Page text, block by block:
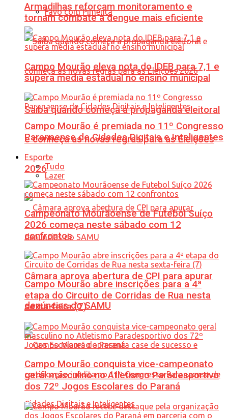
Favo com Pimenta
Saiba quando começa a propaganda eleitoral
e conheça as novas regras para as Eleições
2026
Câmara aprova abertura de CPI para apurar
denúncias do SAMU
Armadilhas reforçam monitoramento e
tornam combate à dengue mais eficiente
Campo Mourão eleva nota do IDEB para 7,1 e
supera média estadual no ensino municipal
Campo Mourão é premiada no 11º Congresso
Paranaense de Cidades Digitais e Inteligentes
Esporte
Tudo
Lazer
Campeonato Mourãoense de Futebol Suíço
2026 começa neste sábado com 12
confrontos
Campo Mourão abre inscrições para a 4ª
etapa do Circuito de Corridas de Rua nesta
sexta-feira (7)
Campo Mourão conquista vice-campeonato
geral masculino no Atletismo Paradesportivo
dos 72º Jogos Escolares do Paraná